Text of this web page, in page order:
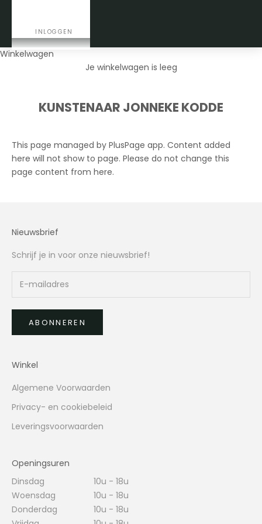
INLOGGEN
Winkelwagen
Je winkelwagen is leeg
KUNSTENAAR JONNEKE KODDE
This page managed by PlusPage app. Content added
here will not show to page. Please do not change this
page content from here.
Nieuwsbrief
Schrijf je in voor onze nieuwsbrief!
ABONNEREN
Winkel
Algemene Voorwaarden
Privacy- en cookiebeleid
Leveringsvoorwaarden
Openingsuren
Dinsdag
10u - 18u
Woensdag
10u - 18u
Donderdag
10u - 18u